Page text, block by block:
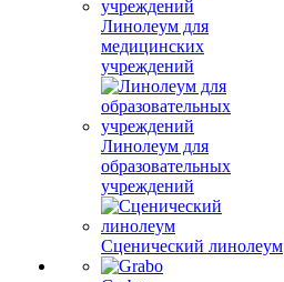
Линолеум для
медицинских
учреждений
Линолеум для
образовательных
учреждений
Сценический линолеум